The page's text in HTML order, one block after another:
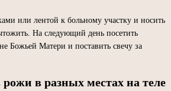
или лентой к больному участку и носить
На следующий день посетить
Божьей Матери и поставить свечу за
в разных местах на теле